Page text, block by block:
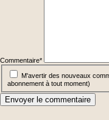
Commentaire*
M'avertir des nouveaux
abonnement à tout moment)
Envoyer le commentaire